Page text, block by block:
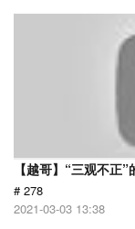
【越哥】“三观不正
# 278
2021-03-03 13:38